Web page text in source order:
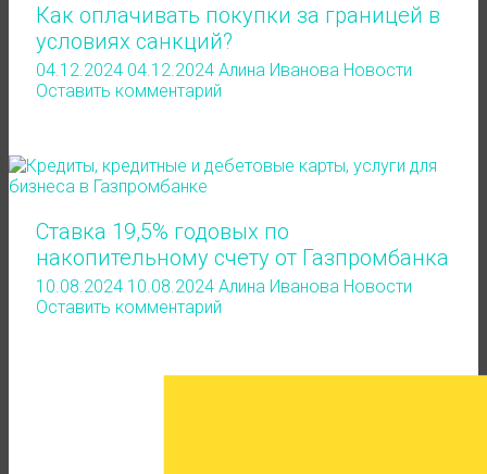
Как оплачивать покупки за границей в
условиях санкций?
04.12.2024 04.12.2024 Алина Иванова Новости
Оставить комментарий
Ставка 19,5% годовых по
накопительному счету от Газпромбанка
10.08.2024 10.08.2024 Алина Иванова Новости
Оставить комментарий